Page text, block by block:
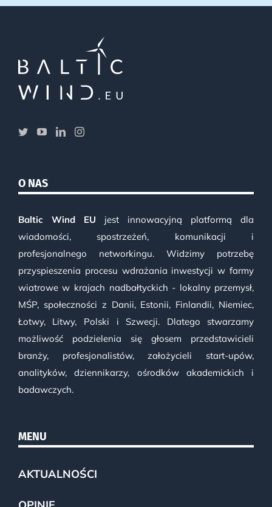
O NAS
Baltic Wind EU jest innowacyjną platformą dla
wiadomości, spostrzeżeń, komunikacji i
profesjonalnego networkingu. Widzimy potrzebę
przyspieszenia procesu wdrażania inwestycji w farmy
wiatrowe w krajach nadbałtyckich - lokalny przemysł,
MŚP, społeczności z Danii, Estonii, Finlandii, Niemiec,
Łotwy, Litwy, Polski i Szwecji. Dlatego stwarzamy
możliwość podzielenia się głosem przedstawicieli
branży, profesjonalistów, założycieli start-upów,
analityków, dziennikarzy, ośrodków akademickich i
badawczych.
MENU
AKTUALNOŚCI